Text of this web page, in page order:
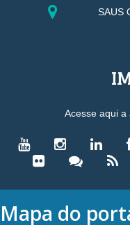
SAUS
Acesse aqui a
Mapa do